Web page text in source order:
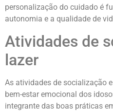
personalização do cuidado é
autonomia e a qualidade de
Atividades de
lazer
As atividades de socialização
bem-estar emocional dos
integrante das boas práticas